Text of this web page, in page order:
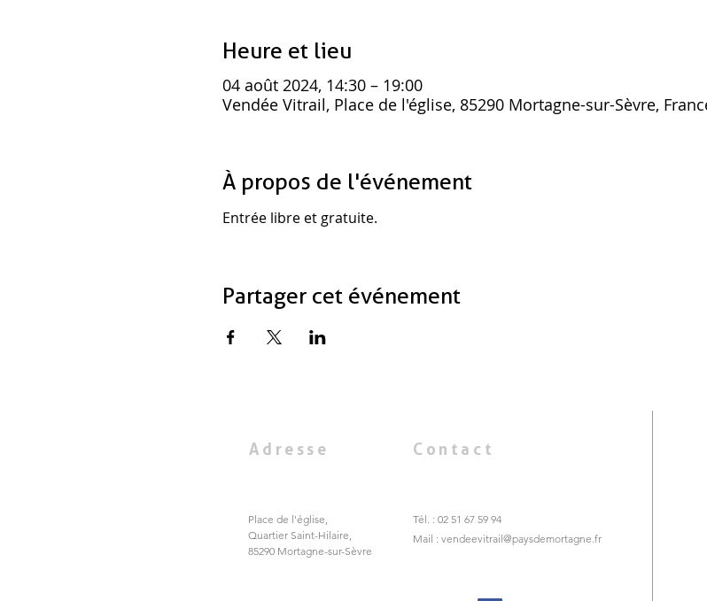
Heure et lieu
04 août 2024, 14:30 – 19:00
Vendée Vitrail, Place de l'église, 85290 Mortagne-sur-Sèvre,
À propos de l'événement
Entrée libre et gratuite.
Partager cet événement
Adresse Contact
Place de l'église,
Quartier Saint-Hilaire,
85290 Mortagne-sur-Sèvre
Tél. : 02 51 67 59 94
Mail : vendeevitrail@paysdemortagne.fr